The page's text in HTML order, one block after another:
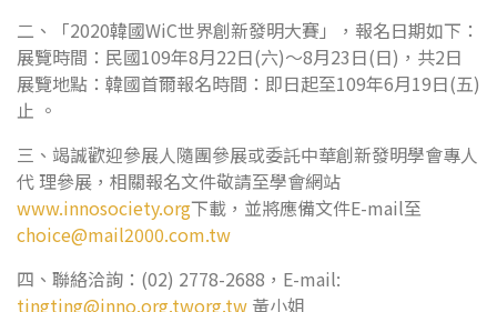
二、「2020韓國WiC世界創新發明大賽」，報名日期如下：
展覽時間：民國109年8月22日(六)～8月23日(日)，共2日
展覽地點：韓國首爾報名時間：即日起至109年6月19日(五)
止 。
三、竭誠歡迎參展人隨團參展或委託中華創新發明學會專人
代 理參展，相關報名文件敬請至學會網站
www.innosociety.org下載，並將應備文件E-mail至
choice@mail2000.com.tw
四、聯絡洽詢：(02) 2778-2688，E-mail:
tingting@inno.org.tworg.tw 黃小姐